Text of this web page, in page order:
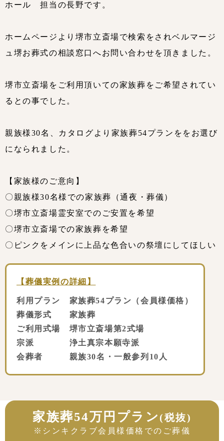
ホール 担当の長野です。
ホームページより堺市立斎場で検索をされベルマージ
ュ堺お葬式の相談窓口へお問い合わせを頂きました。
堺市立斎場をご利用頂いての家族葬をご希望されてい
るとの事でした。
親族様30名、カタログより家族葬54プランををお選び
になられました。
【家族様のご意向】
〇親族様30名様での家族葬（通夜・葬儀）
〇堺市立斎場霊安室でのご安置を希望
〇堺市立斎場での家族葬を希望
〇ピンクをメインに上品な色合いの祭壇にしてほしい
【葬儀実例の詳細】
利用プラン 家族葬54プラン（会員様価格）
葬儀形式 家族葬
ご利用式場 堺市立斎場第2式場
宗派 浄土真宗本願寺派
会葬者 親族30名・一般参列10人
家族葬54万円プラン (税抜)
※シンキクラブ会員様価格でのご葬儀